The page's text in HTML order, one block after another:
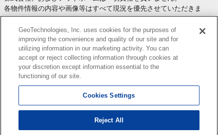
各物件情報の内容や画像等はすべて現況を優先させていただきま
す。
お取引等（お取引の準備、資金調達等を含みます）の際には、内容
や契約条件等について、 各情報提供元より十分な説明を受け、ご自
身でご確認の上、判断してください。
このコーナーへの物件情報のご掲載、その他不動産業務ソリューシ
ョン等についての不動産会社様のお問合せはこちら
します。
Copyright(c) At Home Co.,Ltd. このサイトに掲載している情報の無断転載を禁止します。著作権
はアットホーム（株）またはその情報提供者に帰属します。
GeoTechnologies, Inc. uses cookies for the purposes of
improving the convenience and quality of our site and for
utilizing information in our marketing activity. You can
accept or reject collecting information through cookies at
your discretion except information essential to the
functioning of our site.
Cookies Settings
Reject All